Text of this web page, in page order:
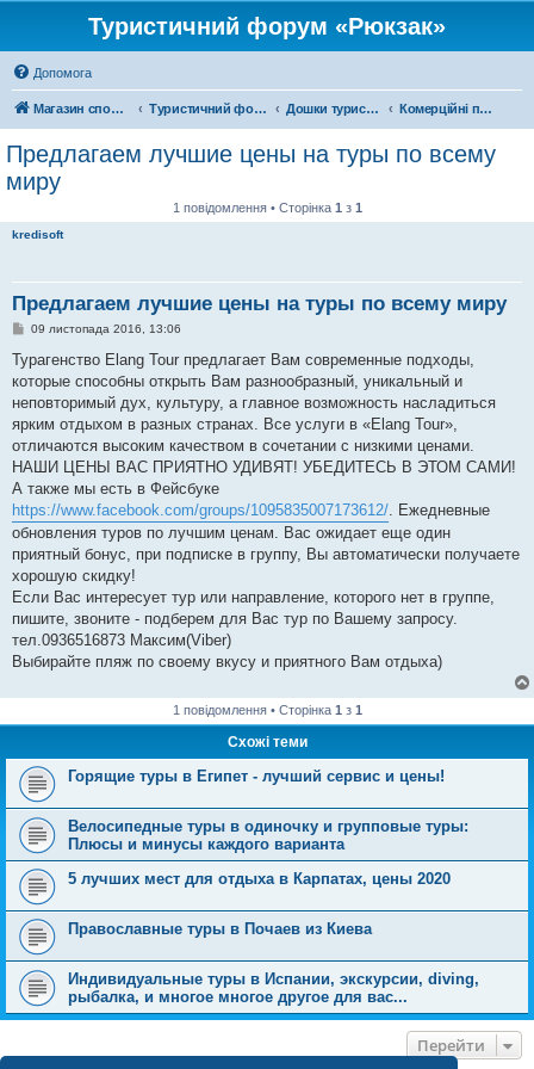
Туристичний форум «Рюкзак»
Допомога
Магазин спорядження Туристичний форум «Рюкзак» Дошки туристичних оголошень Комерційні подорожі
Предлагаем лучшие цены на туры по всему
миру
1 повідомлення • Сторінка 1 з 1
kredisoft
Предлагаем лучшие цены на туры по всему миру
П
в
д
о
л
е
н
я
09 листопада 2016, 13:06
Турагенство Elang Tour предлагает Вам современные подходы,
которые способны открыть Вам разнообразный, уникальный и
неповторимый дух, культуру, а главное возможность насладиться
ярким отдыхом в разных странах. Все услуги в «Elang Tour»,
отличаются высоким качеством в сочетании с низкими ценами.
НАШИ ЦЕНЫ ВАС ПРИЯТНО УДИВЯТ! УБЕДИТЕСЬ В ЭТОМ САМИ!
А также мы есть в Фейсбуке
https://www.facebook.com/groups/1095835007173612/. Ежедневные
обновления туров по лучшим ценам. Вас ожидает еще один
приятный бонус, при подписке в группу, Вы автоматически получаете
хорошую скидку!
Если Вас интересует тур или направление, которого нет в группе,
пишите, звоните - подберем для Вас тур по Вашему запросу.
тел.0936516873 Максим(Viber)
Выбирайте пляж по своему вкусу и приятного Вам отдыха)
1 повідомлення • Сторінка 1 з 1
Схожі теми
Горящие туры в Египет - лучший сервис и цены!
Велосипедные туры в одиночку и групповые туры:
Плюсы и минусы каждого варианта
5 лучших мест для отдыха в Карпатах, цены 2020
Православные туры в Почаев из Киева
Индивидуальные туры в Испании, экскурсии, diving,
рыбалка, и многое многое другое для вас...
Перейти